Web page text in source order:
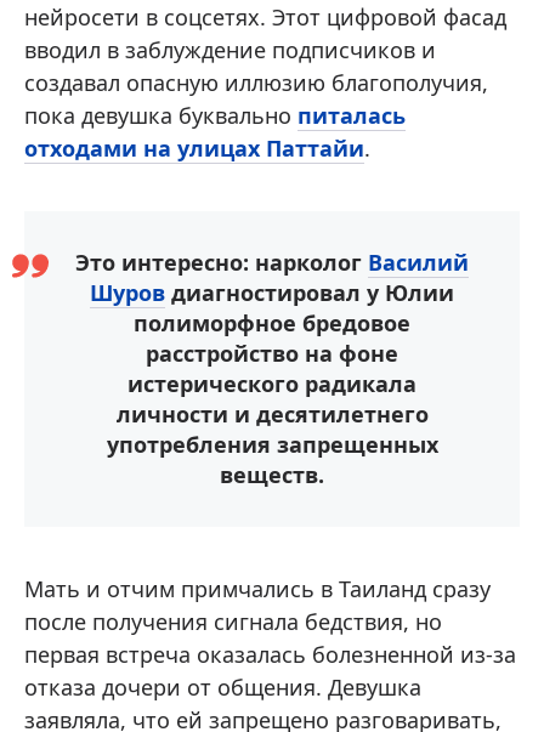
нейросети в соцсетях. Этот цифровой фасад
вводил в заблуждение подписчиков и
создавал опасную иллюзию благополучия,
пока девушка буквально питалась
отходами на улицах Паттайи.
Это интересно: нарколог Василий
Шуров диагностировал у Юлии
полиморфное бредовое
расстройство на фоне
истерического радикала
личности и десятилетнего
употребления запрещенных
веществ.
Мать и отчим примчались в Таиланд сразу
после получения сигнала бедствия, но
первая встреча оказалась болезненной из-за
отказа дочери от общения. Девушка
заявляла, что ей запрещено разговаривать,